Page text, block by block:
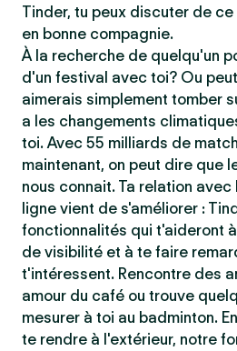
Tinder, tu peux discuter de
en bonne compagnie.
À la recherche de quelqu'un
d'un festival avec toi? Ou
aimerais simplement tomber
a les changements
toi. Avec 55 milliards de
maintenant, on peut dire que
nous connait. Ta relation
ligne vient de s'améliorer :
fonctionnalités qui t'aideront
de visibilité et à te faire
t'intéressent. Rencontre des
amour du café ou trouve
mesurer à toi au badminton.
te rendre à l'extérieur, notre